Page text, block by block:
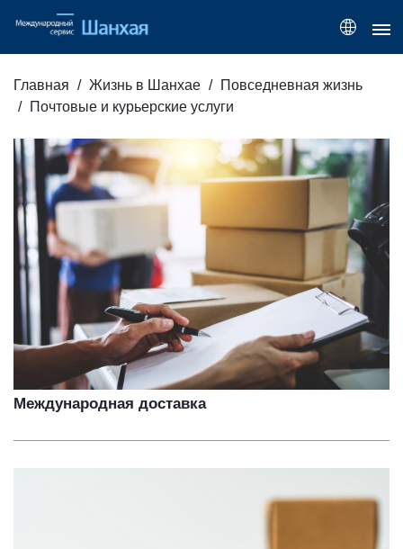
Главная Жизнь в Шанхае
Повседневная жизнь
Почтовые и курьерские услуги
Международная доставка